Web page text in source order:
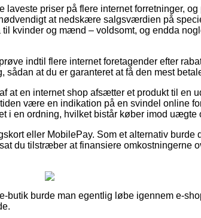
priser på flere internet forretninger, og
at nedskære salgsværdien på
kvinder og mænd – voldsomt, og endda
indtil flere internet foretagender efter
at du er garanteret at få den mest
at en internet shop afsætter et produkt til en
være en indikation på en svindel online
i en ordning, hvilket bistår køber imod uægte
eller MobilePay. Som et alternativ burde
du tilstræber at finansiere omkostningerne
butik burde man egentlig løbe igennem e-